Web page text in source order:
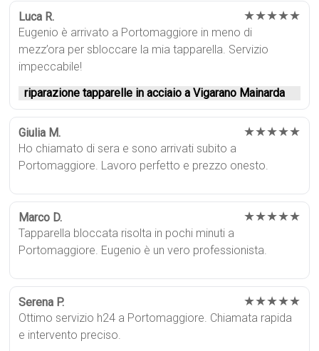
Luca R. ★★★★★
Eugenio è arrivato a Portomaggiore in meno di
mezz’ora per sbloccare la mia tapparella. Servizio
impeccabile!
riparazione tapparelle in acciaio a Vigarano Mainarda
Giulia M. ★★★★★
Ho chiamato di sera e sono arrivati subito a
Portomaggiore. Lavoro perfetto e prezzo onesto.
Marco D. ★★★★★
Tapparella bloccata risolta in pochi minuti a
Portomaggiore. Eugenio è un vero professionista.
Serena P. ★★★★★
Ottimo servizio h24 a Portomaggiore. Chiamata rapida
e intervento preciso.